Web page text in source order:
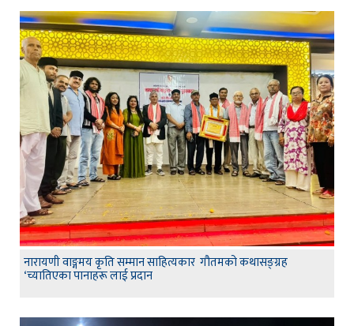
नारायणी वाङ्गमय कृति सम्मान साहित्यकार गौतमको कथासङ्ग्रह
‘च्यातिएका पानाहरू लाई प्रदान